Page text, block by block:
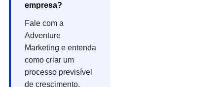
empresa?
Fale com a
Adventure
Marketing e entenda
como criar um
processo previsível
de crescimento.